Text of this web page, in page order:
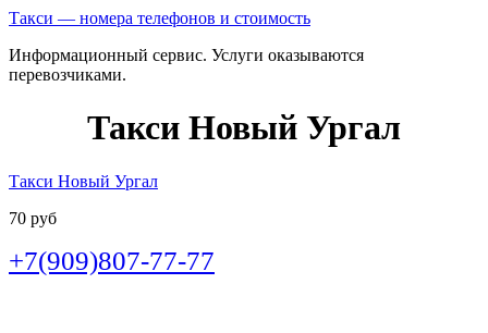
Такси — номера телефонов и стоимость
Информационный сервис. Услуги оказываются
перевозчиками.
Такси Новый Ургал
Такси Новый Ургал
70 руб
+7(909)807-77-77